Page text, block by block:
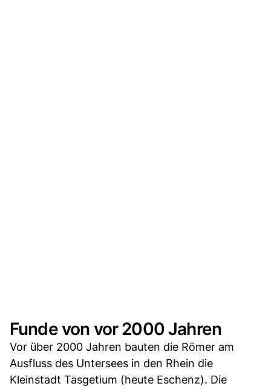
Funde von vor 2000 Jahren
Vor über 2000 Jahren bauten die Römer am
Ausfluss des Untersees in den Rhein die
Kleinstadt Tasgetium (heute Eschenz). Die